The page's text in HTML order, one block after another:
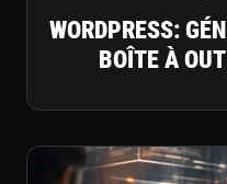
WORDPRESS:
BOÎTE À